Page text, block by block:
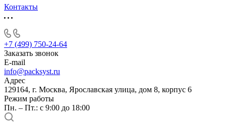
Контакты
+7 (499) 750-24-64
Заказать звонок
E-mail
info@packsyst.ru
Адрес
129164, г. Москва, Ярославская улица, дом 8, корпус 6
Режим работы
Пн. – Пт.: с 9:00 до 18:00